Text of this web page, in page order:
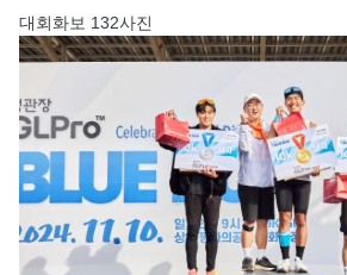
대회화보 132사진